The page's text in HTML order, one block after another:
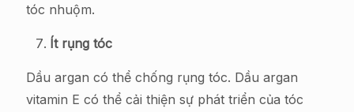
tóc nhuộm.
Ít rụng tóc
Dầu argan có thể chống rụng tóc. Dầu argan
vitamin E có thể cải thiện sự phát triển của tóc